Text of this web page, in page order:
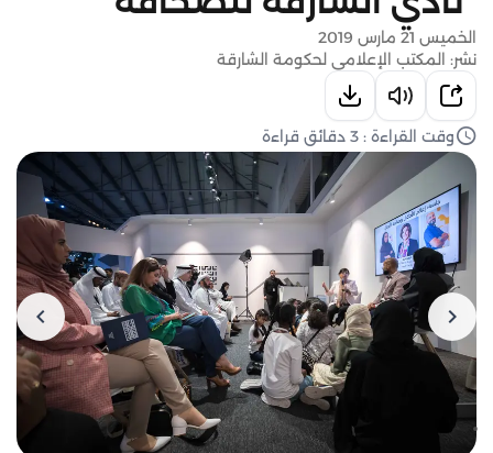
الخميس 21 مارس 2019
نشر: المكتب الإعلامي لحكومة الشارقة
وقت القراءة : 3 دقائق قراءة